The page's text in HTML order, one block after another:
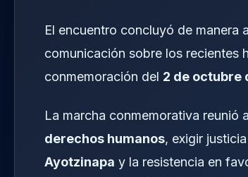
El encuentro concluyó de manera
comunicación sobre los recientes
conmemoración del 2 de octubre
La marcha conmemorativa reunió
derechos humanos, exigir
Ayotzinapa y la resistencia en